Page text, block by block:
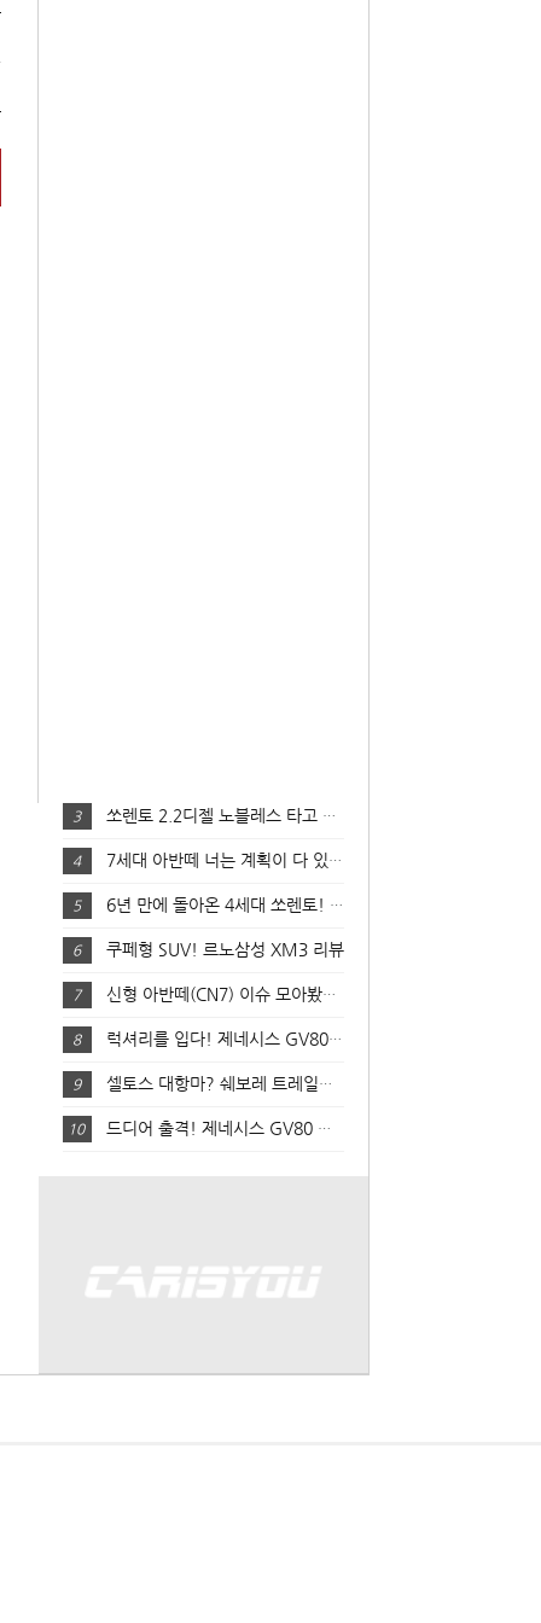
3 쏘렌토 2.2디젤 노블레스 타고 달려봤어요! (주행 리뷰)
4 7세대 아반떼 너는 계획이 다 있구나? 실물영접!
5 6년 만에 돌아온 4세대 쏘렌토! 온라인 런칭쇼 핵심 완전 분석!
6 쿠페형 SUV! 르노삼성 XM3 리뷰
7 신형 아반떼(CN7) 이슈 모아봤어요!
8 럭셔리를 입다! 제네시스 GV80 리뷰
9 셀토스 대항마? 쉐보레 트레일블레이저 리뷰!
10 드디어 출격! 제네시스 GV80 살펴보기